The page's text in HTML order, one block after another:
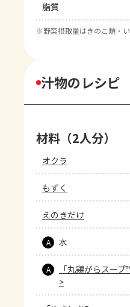
脂質
※野菜摂取量はきのこ類・
汁物のレシピ
材料（2人分）
オクラ
もずく
えのきだけ
A 水
A
「丸鶏がらスー
>